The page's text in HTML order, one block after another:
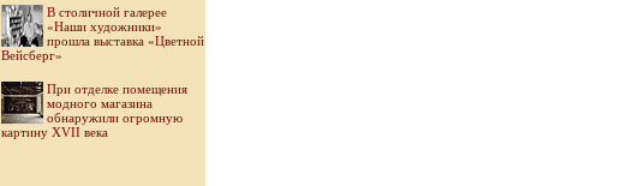
В столичной галерее
«Наши художники»
прошла выставка «Цветной
Вейсберг»
При отделке помещения
модного магазина
обнаружили огромную
картину XVII века